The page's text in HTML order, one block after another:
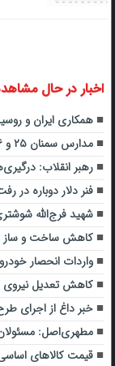
اخبار در حال
همکاری ایران و
مدارس سمنان ۲۵ و ۲۶ آذر غیرحضوری شد
رهبر انقلاب:
فنر دلار دوباره در رفت !
شهید فرج‌الله
کاهش ساخت و ساز و
واردات انحصار
کاهش تعدیل نیروی کار
خبر داغ از اجرای
مطهری‌اصل: مسئولان
قیمت کالاهای